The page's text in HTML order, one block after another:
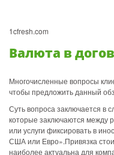
1cfresh.com
Валюта в
Многочисленные вопросы
чтобы предложить данный
Суть вопроса заключается в
которые заключаются между
или услуги фиксировать в
США или Евро».Привязка
наиболее актуальна для